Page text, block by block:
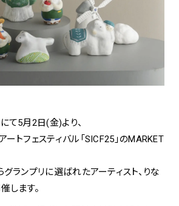
山 Spiral Café 青山
Spiral Garden 福岡ワンビル
CAFE AALTO 新丸ビル
spiral art gallery 名古屋
て5月2日(金)より、
トフェスティバル「SICF25」のMARKET
ランプリに選ばれたアーティスト、りな
します。